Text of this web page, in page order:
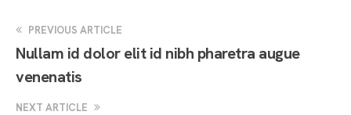
PREVIOUS ARTICLE
Nullam id dolor elit id nibh pharetra augue
venenatis
NEXT ARTICLE